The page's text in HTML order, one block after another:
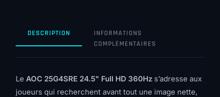
DESCRIPTION
INFORMATIONS
COMPLÉMENTAIRES
Le AOC 25G4SRE 24.5" Full HD 360Hz s’adresse aux
joueurs qui recherchent avant tout une image nette,